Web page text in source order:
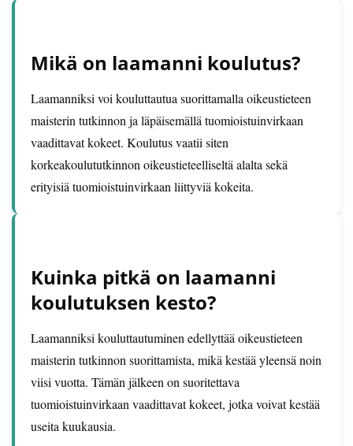
Mikä on laamanni koulutus?
Laamanniksi voi kouluttautua suorittamalla oikeustieteen
maisterin tutkinnon ja läpäisemällä tuomioistuinvirkaan
vaadittavat kokeet. Koulutus vaatii siten
korkeakoulututkinnon oikeustieteelliseltä alalta sekä
erityisiä tuomioistuinvirkaan liittyviä kokeita.
Kuinka pitkä on laamanni
koulutuksen kesto?
Laamanniksi kouluttautuminen edellyttää oikeustieteen
maisterin tutkinnon suorittamista, mikä kestää yleensä noin
viisi vuotta. Tämän jälkeen on suoritettava
tuomioistuinvirkaan vaadittavat kokeet, jotka voivat kestää
useita kuukausia.